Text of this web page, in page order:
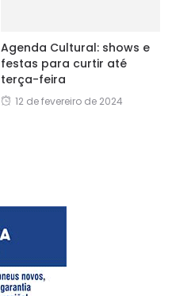
Agenda Cultural: shows e
festas para curtir até
terça-feira
12 de fevereiro de 2024